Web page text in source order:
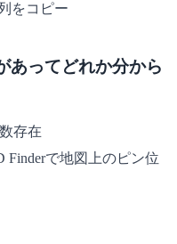
をコピー
あってどれか分から
存在
Finderで地図上のピン位